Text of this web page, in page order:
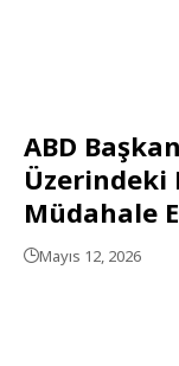
ABD
Üzerindeki
Müdahale
Mayıs 12, 2026